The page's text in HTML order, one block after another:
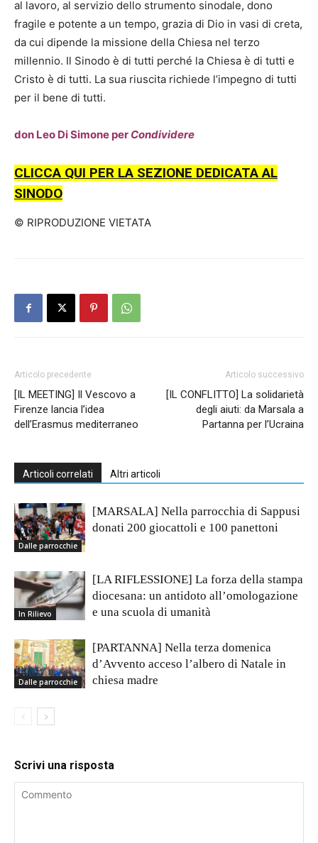
al lavoro, al servizio dello strumento sinodale, dono
fragile e potente a un tempo, grazia di Dio in vasi di creta,
da cui dipende la missione della Chiesa nel terzo
millennio. Il Sinodo è di tutti perché la Chiesa è di tutti e
Cristo è di tutti. La sua riuscita richiede l’impegno di tutti
per il bene di tutti.
don Leo Di Simone per Condividere
CLICCA QUI PER LA SEZIONE DEDICATA AL
SINODO
© RIPRODUZIONE VIETATA
Articolo precedente
[IL MEETING] Il Vescovo a
Firenze lancia l’idea
dell’Erasmus mediterraneo
Articolo successivo
[IL CONFLITTO] La solidarietà
degli aiuti: da Marsala a
Partanna per l’Ucraina
Articoli correlati Altri articoli
Dalle parrocchie
[MARSALA] Nella parrocchia di Sappusi
donati 200 giocattoli e 100 panettoni
In Rilievo
[LA RIFLESSIONE] La forza della stampa
diocesana: un antidoto all’omologazione
e una scuola di umanità
Dalle parrocchie
[PARTANNA] Nella terza domenica
d’Avvento acceso l’albero di Natale in
chiesa madre
Scrivi una risposta